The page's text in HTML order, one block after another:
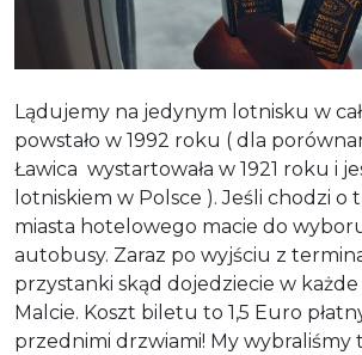
Lądujemy na jedynym lotnisku w
powstało w 1992 roku ( dla
Ławica wystartowała w 1921 roku i
lotniskiem w Polsce ). Jeśli chodzi o
miasta hotelowego macie do
autobusy. Zaraz po wyjściu z
przystanki skąd dojedziecie w każde
Malcie. Koszt biletu to 1,5 Euro
przednimi drzwiami! My wybraliśmy